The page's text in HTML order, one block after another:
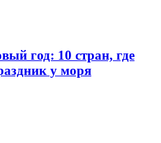
год: 10 стран, где
у моря